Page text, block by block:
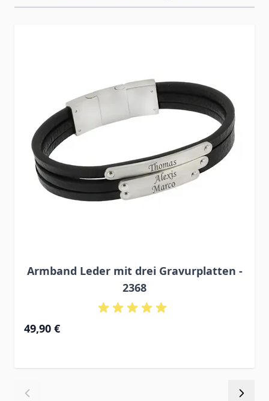
Armband Leder mit drei Gravurplatten -
2368
49,90 €